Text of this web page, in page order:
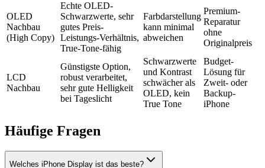
OLED
Nachbau
(High Copy)
Echte OLED-
Schwarzwerte, sehr
gutes Preis-
Leistungs-Verhältnis,
True-Tone-fähig
Farbdarstellung
kann minimal
abweichen
Premium-
Reparatur
ohne
Originalpreis
LCD
Nachbau
Günstigste Option,
robust verarbeitet,
sehr gute Helligkeit
bei Tageslicht
Schwarzwerte
und Kontrast
schwächer als
OLED, kein
True Tone
Budget-
Lösung für
Zweit- oder
Backup-
iPhone
Häufige Fragen
Welches iPhone Display ist das beste?